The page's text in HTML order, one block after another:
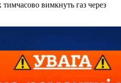
вимкнуть газ через